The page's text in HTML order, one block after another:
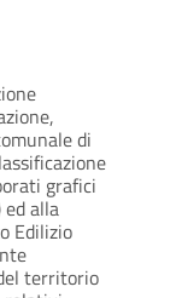
di
grafici
ed alla
Edilizio
territorio